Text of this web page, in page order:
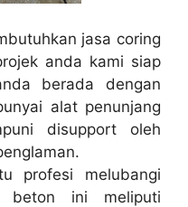
jasa coring
anda kami siap
berada dengan
alat penunjang
disupport oleh
profesi melubangi
beton ini meliputi